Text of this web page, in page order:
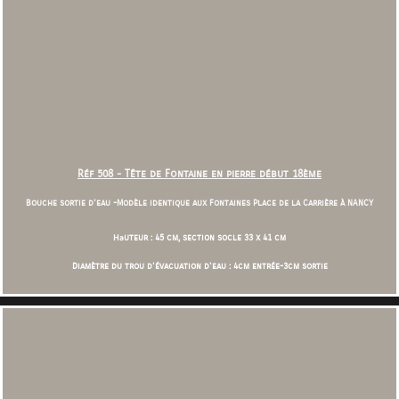
Réf 508 - Tête de Fontaine en pierre début 18ème
Bouche sortie d'eau -Modèle identique aux Fontaines Place de la Carrière à NANCY
Hauteur : 45 cm, section socle 33 x 41 cm
Diamètre du trou d'évacuation d'eau : 4cm entrée-3cm sortie